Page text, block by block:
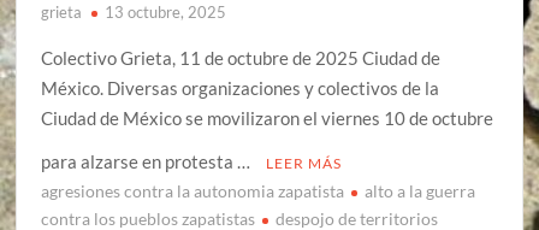
grieta 13 octubre, 2025
Colectivo Grieta, 11 de octubre de 2025 Ciudad de
México. Diversas organizaciones y colectivos de la
Ciudad de México se movilizaron el viernes 10 de octubre
para alzarse en protesta …
LEER MÁS
agresiones contra la autonomia zapatista
alto a la guerra
contra los pueblos zapatistas
despojo de territorios